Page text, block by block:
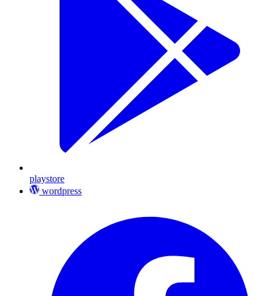
playstore
wordpress